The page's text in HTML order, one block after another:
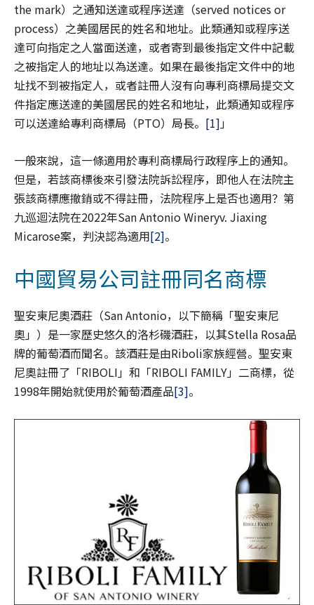
the mark）之通知送達或程序送達（served notices or
process）之美國居民的姓名和地址。此類通知或程序送
達可向指定之人當面送達，或者寄到最後指定文件中記載
之被指定人的地址以為送達。如果在最後指定文件中的地
址找不到被指定人，或者註冊人沒有向專利商標局提交文
件指定應送達的美國居民的姓名和地址，此類通知或程序
可以送達給專利商標局（PTO）局長。 [1] 」
一般來說，這一條適用於專利商標局行政程序上的通知。
但是，若該商標後來引發法院訴訟程序，即他人在法院主
張該商標應撤銷或不得註冊，法院程序上是否也適用？第
九巡迴法院在2022年San Antonio Wineryv. Jiaxing
Micarose案，判決認為適用[2]。
中國貿易公司註冊同名商標
聖安東尼奧酒莊（San Antonio，以下簡稱「聖安東尼
奧」）是一家歷史悠久的洛杉磯酒莊，以其Stella Rosa品
牌的葡萄酒而聞名。該酒莊是由Riboli家族經營。聖安東
尼奧註冊了「RIBOLI」和「RIBOLI FAMILY」二商標，從
1998年開始就使用於葡萄酒產品[3]。